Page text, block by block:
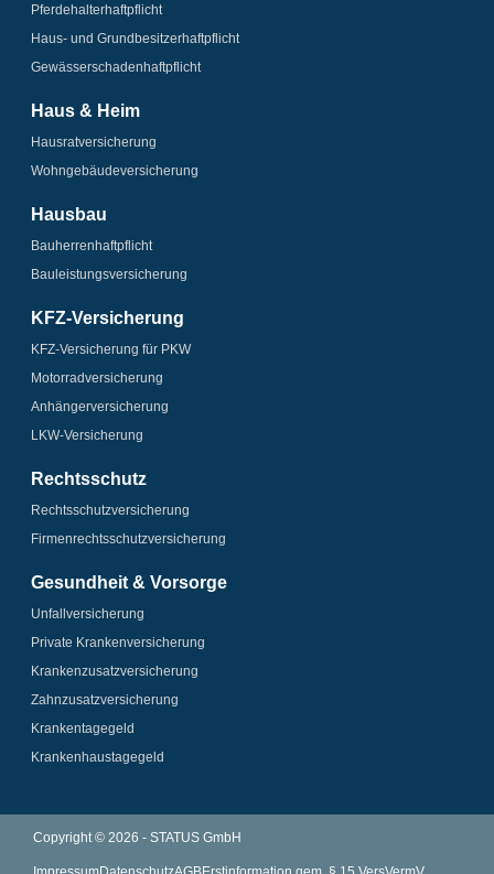
Pferdehalter­haftpflicht
Haus- und Grundbesitzer­haftpflicht
Gewässerschaden­­haftpflicht
Haus & Heim
Hausrat­versicherung
Wohngebäude­­versicherung
Hausbau
Bauherrenhaftpflicht
Bauleistungs­­versicherung
KFZ-Versicherung
KFZ-Versicherung für PKW
Motorrad­versicherung
Anhänger­­versicherung
LKW-Versicherung
Rechtsschutz
Rechtsschutz­versicherung
Firmenrechtsschutz­versicherung
Gesundheit & Vorsorge
Unfallversicherung
Private Krankenversicherung
Krankenzusatz­­versicherung
Zahnzusatz­versicherung
Krankentagegeld
Krankenhaus­tagegeld
Copyright © 2026 - STATUS GmbH